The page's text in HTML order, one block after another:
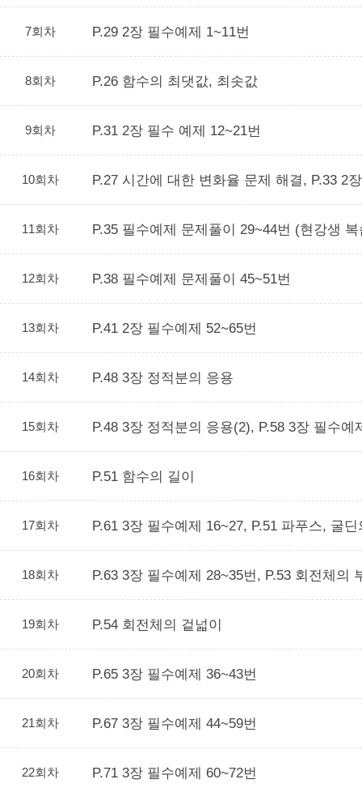
7회차 P.29 2장 필수예제 1~11번
8회차 P.26 함수의 최댓값, 최솟값
9회차 P.31 2장 필수 예제 12~21번
10회차 P.27 시간에 대한 변화율 문제 해결, P.33 2
11회차 P.35 필수예제 문제풀이 29~44번 (현강생
12회차 P.38 필수예제 문제풀이 45~51번
13회차 P.41 2장 필수예제 52~65번
14회차 P.48 3장 정적분의 응용
15회차 P.48 3장 정적분의 응용(2), P.58 3장 필수예
16회차 P.51 함수의 길이
17회차 P.61 3장 필수예제 16~27, P.51 파푸스, 굴
18회차 P.63 3장 필수예제 28~35번, P.53 회전체의
19회차 P.54 회전체의 겉넓이
20회차 P.65 3장 필수예제 36~43번
21회차 P.67 3장 필수예제 44~59번
22회차 P.71 3장 필수예제 60~72번